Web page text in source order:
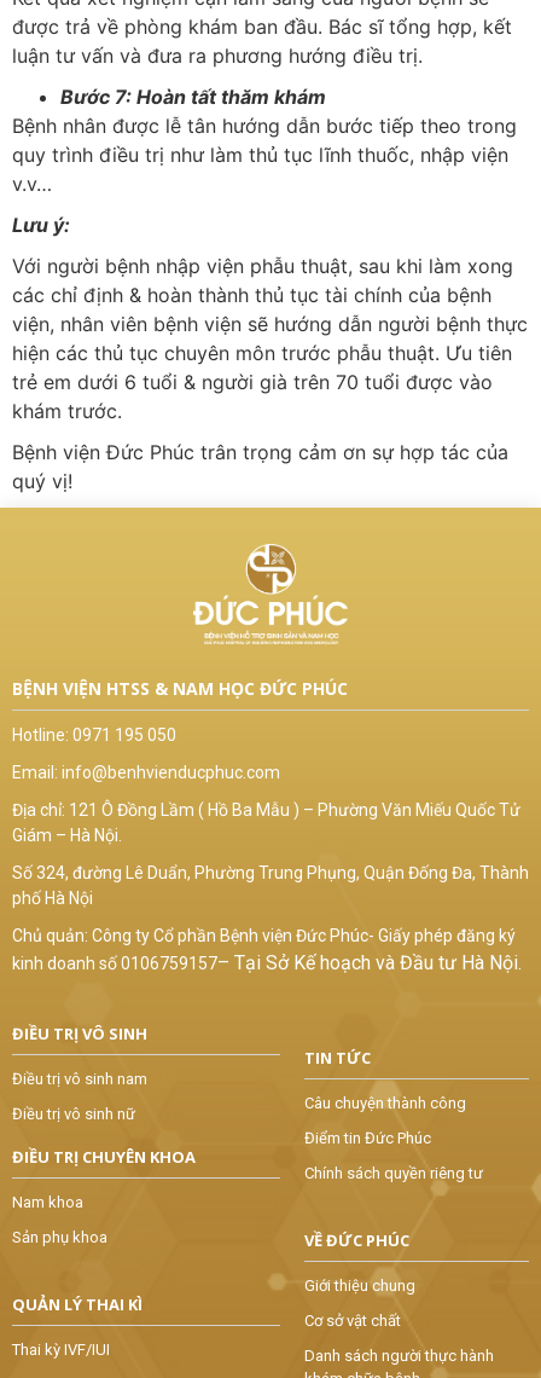
được trả về phòng khám ban đầu. Bác sĩ tổng hợp, kết
luận tư vấn và đưa ra phương hướng điều trị.
Bước 7: Hoàn tất thăm khám
Bệnh nhân được lễ tân hướng dẫn bước tiếp theo trong
quy trình điều trị như làm thủ tục lĩnh thuốc, nhập viện
v.v…
Lưu ý:
Với người bệnh nhập viện phẫu thuật, sau khi làm xong
các chỉ định & hoàn thành thủ tục tài chính của bệnh
viện, nhân viên bệnh viện sẽ hướng dẫn người bệnh thực
hiện các thủ tục chuyên môn trước phẫu thuật. Ưu tiên
trẻ em dưới 6 tuổi & người già trên 70 tuổi được vào
khám trước.
Bệnh viện Đức Phúc trân trọng cảm ơn sự hợp tác của
quý vị!
BỆNH VIỆN HTSS & NAM HỌC ĐỨC PHÚC
Hotline: 0971 195 050
Email: info@benhvienducphuc.com
Địa chỉ: 121 Ô Đồng Lầm ( Hồ Ba Mẫu ) – Phường Văn Miếu Quốc Tử
Giám – Hà Nội.
Số 324, đường Lê Duẩn, Phường Trung Phụng, Quận Đống Đa, Thành
phố Hà Nội
Chủ quản: Công ty Cổ phần Bệnh viện Đức Phúc- Giấy phép đăng ký
kinh doanh số 0106759157– Tại Sở Kế hoạch và Đầu tư Hà Nội.
ĐIỀU TRỊ VÔ SINH
Điều trị vô sinh nam
Điều trị vô sinh nữ
ĐIỀU TRỊ CHUYÊN KHOA
Nam khoa
Sản phụ khoa
QUẢN LÝ THAI KÌ
Thai kỳ IVF/IUI
TIN TỨC
Câu chuyện thành công
Điểm tin Đức Phúc
Chính sách quyền riêng tư
VỀ ĐỨC PHÚC
Giới thiệu chung
Cơ sở vật chất
Danh sách người thực hành